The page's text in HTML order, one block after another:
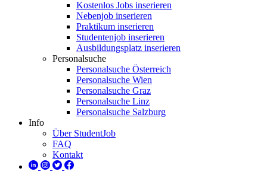
Kostenlos Jobs inserieren
Nebenjob inserieren
Praktikum inserieren
Studentenjob inserieren
Ausbildungsplatz inserieren
Personalsuche
Personalsuche Österreich
Personalsuche Wien
Personalsuche Graz
Personalsuche Linz
Personalsuche Salzburg
Info
Über StudentJob
FAQ
Kontakt